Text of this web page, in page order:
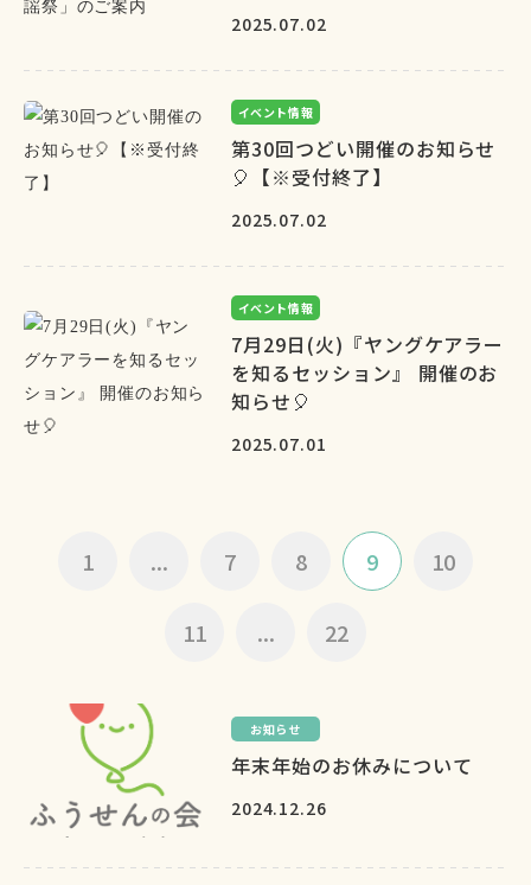
2025.07.02
イベント情報
第30回つどい開催のお知らせ
🎈【※受付終了】
2025.07.02
イベント情報
7月29日(火)『ヤングケアラー
を知るセッション』 開催のお
知らせ🎈
2025.07.01
1 ... 7 8 9 10
11 ... 22
お知らせ
年末年始のお休みについて
2024.12.26